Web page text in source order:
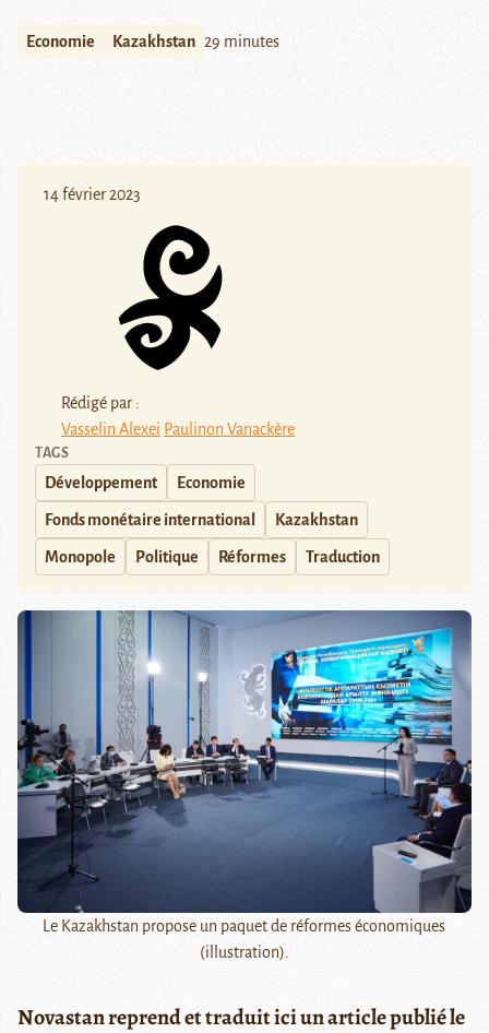
Economie Kazakhstan 29 minutes
14 février 2023
Rédigé par :
Vasselin Alexei Paulinon Vanackère
TAGS
Développement Economie
Fonds monétaire international Kazakhstan
Monopole Politique Réformes Traduction
Le Kazakhstan propose un paquet de réformes économiques
(illustration).
Novastan reprend et traduit ici un article publié le